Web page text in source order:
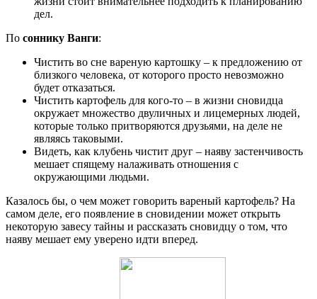
дел.
По соннику Ванги:
Чистить во сне вареную картошку – к предложению от
близкого человека, от которого просто невозможно
будет отказаться.
Чистить картофель для кого-то – в жизни сновидца
окружает множество двуличных и лицемерных людей,
которые только притворяются друзьями, на деле не
являясь таковыми.
Видеть, как клубень чистит друг – наяву застенчивость
мешает спящему налаживать отношения с
окружающими людьми.
Казалось бы, о чем может говорить вареный картофель? На
самом деле, его появление в сновидении может открыть
некоторую завесу тайны и рассказать сновидцу о том, что
наяву мешает ему уверено идти вперед.